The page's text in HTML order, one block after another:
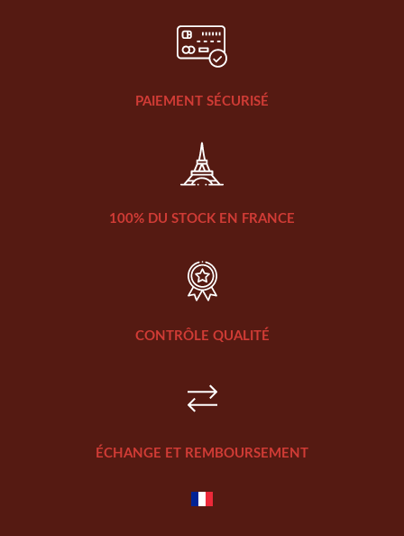
PAIEMENT SÉCURISÉ
100% DU STOCK EN FRANCE
CONTRÔLE QUALITÉ
ÉCHANGE ET REMBOURSEMENT